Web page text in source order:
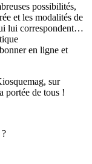
possibilités,
et les modalités de
lui correspondent…
en ligne et
sur
portée de tous !